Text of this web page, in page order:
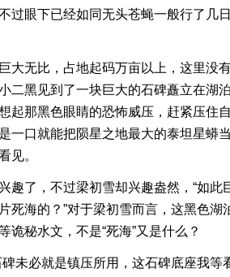
眼下已经如同无头苍蝇一般行了几
无比，占地起码万亩以上，这里没
二黑见到了一块巨大的石碑矗立在
起那黑色眼睛的恐怖威压，赶紧压住
一口就能把陨星之地最大的泰坦星蟒
见。
了，不过梁初雪却兴趣盎然，“如此
死海的？”对于梁初雪而言，这黑色
诡秘水文，不是“死海”又是什么？
必就是镇压所用，这石碑底座我等